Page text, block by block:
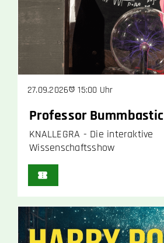
27.09.2026 15:00 Uhr
Professor Bummbastic
KNALLEGRA - Die interaktive
Wissenschaftsshow